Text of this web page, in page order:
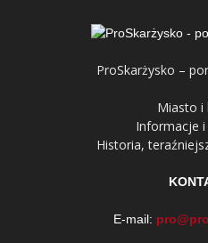
ProSkarżysko –
Miasto i
Informacje i
Historia,
E-mail: